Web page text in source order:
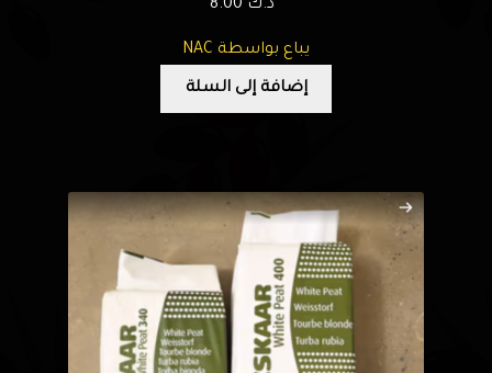
د.ك
يباع بواسطة NAC
إضافة إلى السلة